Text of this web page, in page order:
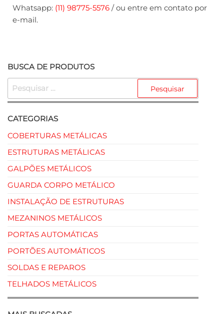
Whatsapp: (11) 98775-5576 / ou entre em contato por
e-mail.
BUSCA DE PRODUTOS
CATEGORIAS
COBERTURAS METÁLICAS
ESTRUTURAS METÁLICAS
GALPÕES METÁLICOS
GUARDA CORPO METÁLICO
INSTALAÇÃO DE ESTRUTURAS
MEZANINOS METÁLICOS
PORTAS AUTOMÁTICAS
PORTÕES AUTOMÁTICOS
SOLDAS E REPAROS
TELHADOS METÁLICOS